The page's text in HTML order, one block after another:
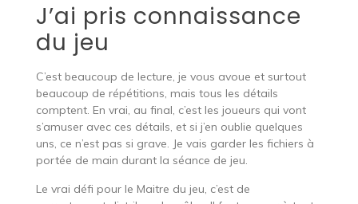
J’ai pris connaissance
du jeu
C’est beaucoup de lecture, je vous avoue et surtout
beaucoup de répétitions, mais tous les détails
comptent. En vrai, au final, c’est les joueurs qui vont
s’amuser avec ces détails, et si j’en oublie quelques
uns, ce n’est pas si grave. Je vais garder les fichiers à
portée de main durant la séance de jeu.
Le vrai défi pour le Maitre du jeu, c’est de